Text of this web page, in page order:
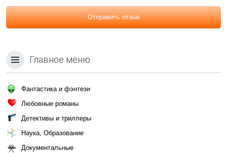
Отправить отзыв
Главное меню
Фантастика и фэнтези
Любовные романы
Детективы и триллеры
Наука, Образование
Документальные